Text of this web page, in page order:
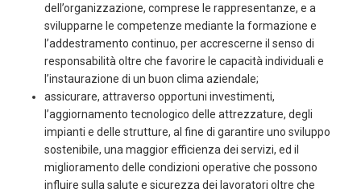
dell’organizzazione, comprese le rappresentanze, e a
svilupparne le competenze mediante la formazione e
l’addestramento continuo, per accrescerne il senso di
responsabilità oltre che favorire le capacità individuali e
l’instaurazione di un buon clima aziendale;
assicurare, attraverso opportuni investimenti,
l’aggiornamento tecnologico delle attrezzature, degli
impianti e delle strutture, al fine di garantire uno sviluppo
sostenibile, una maggior efficienza dei servizi, ed il
miglioramento delle condizioni operative che possono
influire sulla salute e sicurezza dei lavoratori oltre che